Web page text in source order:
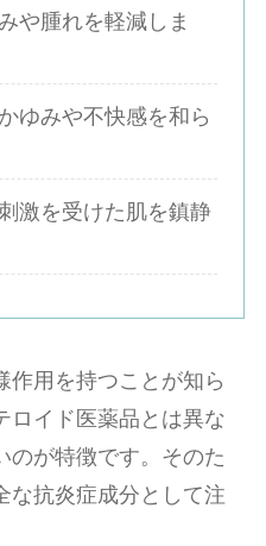
や腫れを軽減しま
ゆみや不快感を和ら
激を受けた肌を鎮静
作用を持つことが知ら
ロイド医薬品とは異な
のが特徴です。そのた
な抗炎症成分として注